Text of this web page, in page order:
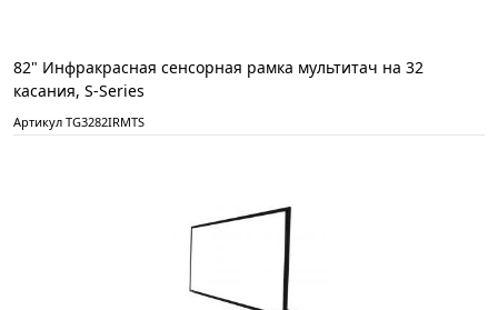
82" Инфракрасная сенсорная рамка мультитач на 32
касания, S-Series
Артикул TG3282IRMTS